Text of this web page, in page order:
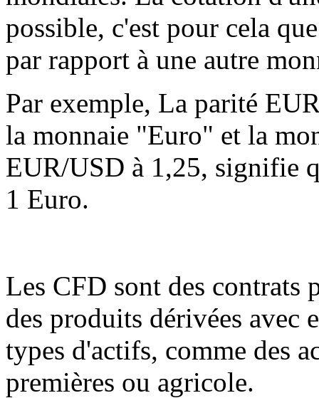
possible, c'est pour cela
par rapport à une autre
Par exemple, La parité
la monnaie "Euro" et la
EUR/USD à 1,25, signifie
1 Euro.
Les CFD sont des contrats
des produits dérivées avec
types d'actifs, comme des
premières ou agricole.